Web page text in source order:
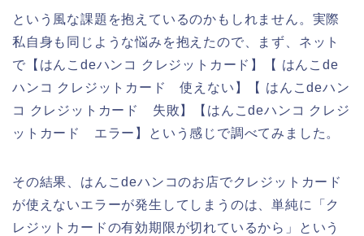
という風な課題を抱えているのかもしれません。実際
私自身も同じような悩みを抱えたので、まず、ネット
で【はんこdeハンコ クレジットカード】【 はんこde
ハンコ クレジットカード 使えない】【 はんこdeハン
コ クレジットカード 失敗】【はんこdeハンコ クレジ
ットカード エラー】という感じで調べてみました。
その結果、はんこdeハンコのお店でクレジットカード
が使えないエラーが発生してしまうのは、単純に「ク
レジットカードの有効期限が切れているから」という